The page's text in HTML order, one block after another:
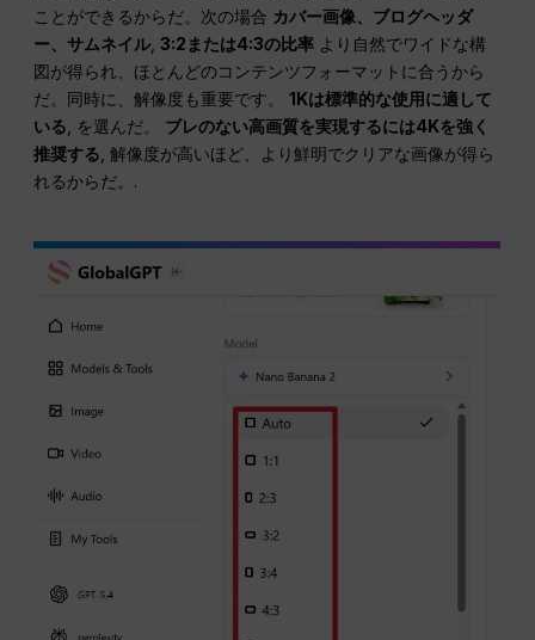
ことができるからだ。次の場合 カバー画像、ブログヘッダ
ー、サムネイル,3:2または4:3の比率 より自然でワイドな構
図が得られ、ほとんどのコンテンツフォーマットに合うから
だ。同時に、解像度も重要です。1Kは標準的な使用に適して
いる , を選んだ。 ブレのない高画質を実現するには4Kを強く
推奨する , 解像度が高いほど、より鮮明でクリアな画像が得ら
れるからだ。.